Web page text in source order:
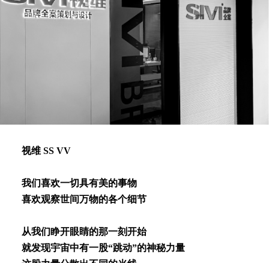
视维 SS VV
我们喜欢⼀切具有美的事物
喜欢观察世间万物的各个细节
从我们睁开眼睛的那⼀刻开始
就发现宇宙中有⼀股“跳动”的神秘⼒量